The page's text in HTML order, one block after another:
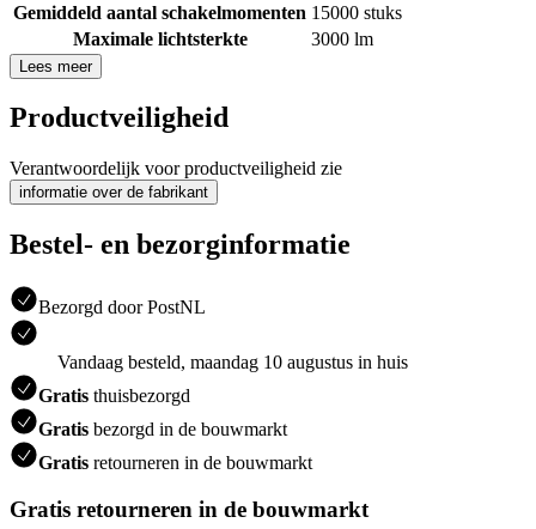
Gemiddeld aantal schakelmomenten 15000 stuks
Maximale lichtsterkte
3000 lm
Lees meer
Productveiligheid
Verantwoordelijk voor productveiligheid zie
informatie over de fabrikant
Bestel- en bezorginformatie
Bezorgd door PostNL
Vandaag besteld, maandag 10 augustus in huis
Gratis thuisbezorgd
Gratis bezorgd in de bouwmarkt
Gratis retourneren in de bouwmarkt
Gratis retourneren in de bouwmarkt